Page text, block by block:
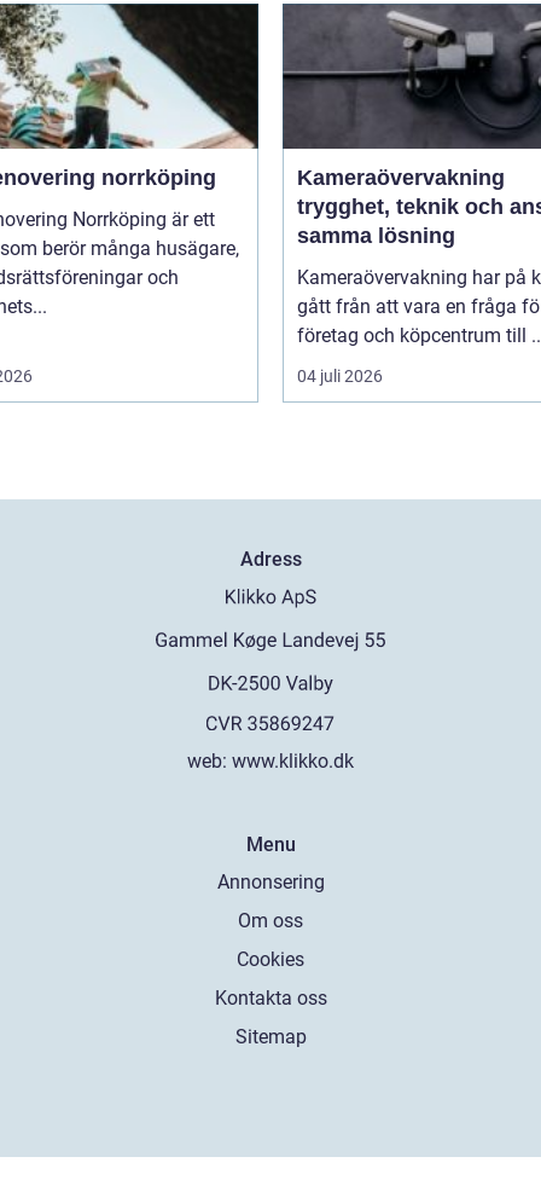
norrköping
Norrköping är ett
berör många husägare,
och
Kameraövervakning
trygghet, teknik och
samma lösning
Kameraövervakning har på
gått från att vara en fråga
företag och köpcentrum till
04 juli 2026
Adress
web: www.klikko.dk
Menu
Annonsering
Om oss
Cookies
Kontakta oss
Sitemap